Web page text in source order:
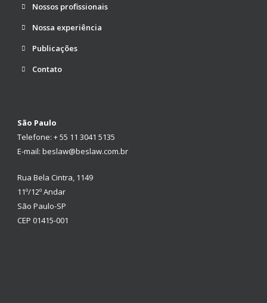
Nossos profissionais
Nossa experiência
Publicações
Contato
São Paulo
Telefone: + 55 11 3041 5135
E-mail: beslaw@beslaw.com.br
Rua Bela Cintra, 1149
11º/12º Andar
São Paulo-SP
CEP 01415-001